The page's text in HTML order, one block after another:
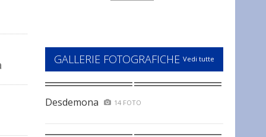
GALLERIE FOTOGRAFICHE Vedi tutte
Desdemona 14 FOTO